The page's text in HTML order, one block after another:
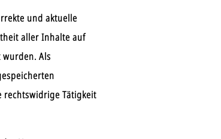
und aktuelle
aller Inhalte auf
Als
rechtswidrige Tätigkeit